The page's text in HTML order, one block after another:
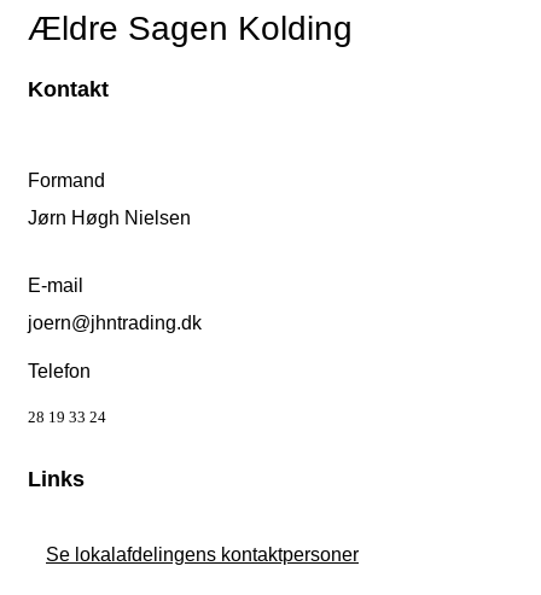
Ældre Sagen Kolding
Kontakt
Formand
Jørn Høgh Nielsen
E-mail
joern@jhntrading.dk
Telefon
28 19 33 24
Links
Se lokalafdelingens kontaktpersoner